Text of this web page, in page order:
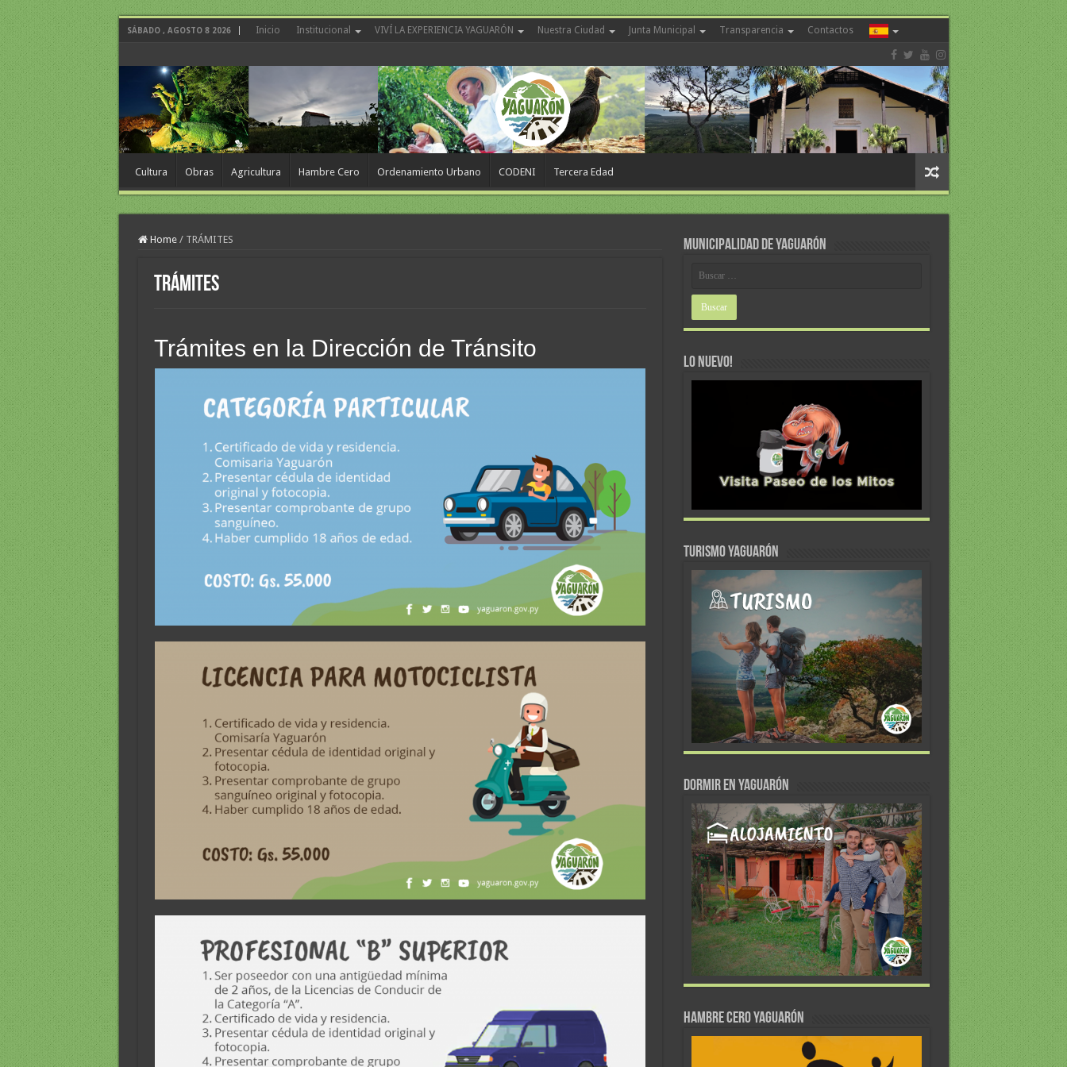
SÁBADO , AGOSTO 8 2026 Inicio Institucional VIVÍ LA EXPERIENCIA YAGUARÓN Nuestra Ciudad Junta Municipal Transparencia Contactos
Cultura Obras Agricultura Hambre Cero Ordenamiento Urbano CODENI Tercera Edad
Home / TRÁMITES
TRÁMITES
Trámites en la Dirección de Tránsito
MUNICIPALIDAD DE YAGUARÓN
LO NUEVO!
TURISMO YAGUARÓN
DORMIR EN YAGUARÓN
Hambre Cero Yaguarón